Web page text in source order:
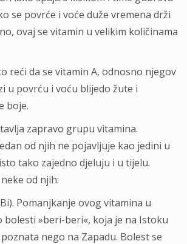
se povrće i voće duže vremena drži
ovaj se vitamin u velikim količinama
reći da se vitamin A, odnosno njegov
u povrću i voću blijedo žute i
boje.
zapravo grupu vitamina.
od njih ne pojavljuje kao jedini u
tako zajedno djeluju i u tijelu.
od njih:
Pomanjkanje ovog vitamina u
bolesti »beri-beri«, koja je na Istoku
nego na Zapadu. Bolest se